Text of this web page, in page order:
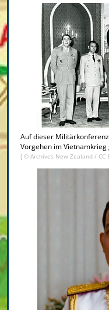
Auf dieser
Vorgehen im Vietnamkrieg
[ © Archives New Zealand / CC